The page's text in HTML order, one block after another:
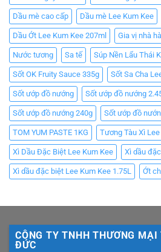
Dầu mè cao cấp Dầu mè Lee Kum Kee
Dầu Ớt Lee Kum Kee 207ml Gia vị nhà
Nước tương Sa tế Súp Nền Lẩu Thái
Sốt OK Fruity Sauce 335g Sốt Sa Cha
Sốt ướp đồ nướng Sốt ướp đồ nướng
Sốt ướp đồ nướng 240g Sốt ướp đồ
TOM YUM PASTE 1KG Tương Tàu Xì
Xì Dầu Đặc Biệt Lee Kum Kee Xì dầu
Xì dầu đặc biệt Lee Kum Kee 1.75L Ớt
CÔNG TY TNHH THƯƠNG MẠI
ĐỨC